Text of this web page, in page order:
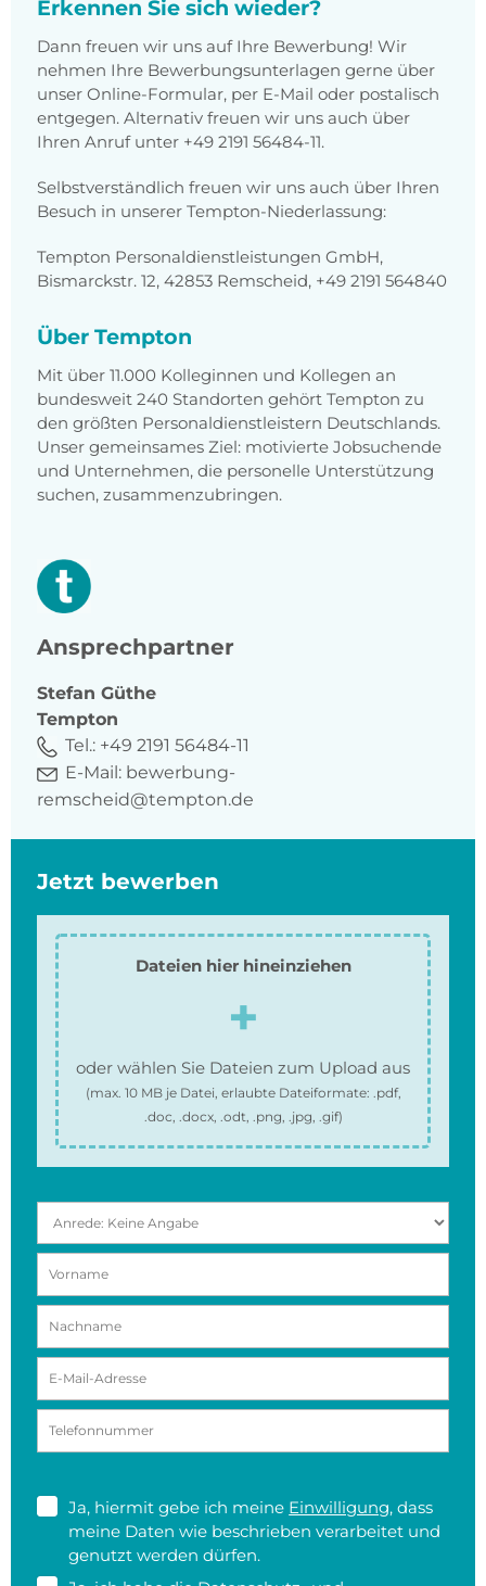
Erkennen Sie sich wieder?
Dann freuen wir uns auf Ihre Bewerbung! Wir
nehmen Ihre Bewerbungsunterlagen gerne über
unser Online-Formular, per E-Mail oder postalisch
entgegen. Alternativ freuen wir uns auch über
Ihren Anruf unter +49 2191 56484-11.
Selbstverständlich freuen wir uns auch über Ihren
Besuch in unserer Tempton-Niederlassung:
Tempton Personaldienstleistungen GmbH,
Bismarckstr. 12, 42853 Remscheid, +49 2191 564840
Über Tempton
Mit über 11.000 Kolleginnen und Kollegen an
bundesweit 240 Standorten gehört Tempton zu
den größten Personaldienstleistern Deutschlands.
Unser gemeinsames Ziel: motivierte Jobsuchende
und Unternehmen, die personelle Unterstützung
suchen, zusammenzubringen.
Ansprechpartner
Stefan Güthe
Tempton
Tel.: +49 2191 56484-11
E-Mail: bewerbung-
remscheid@tempton.de
Jetzt bewerben
Dateien hier hineinziehen
oder wählen Sie Dateien zum Upload aus
(max. 10 MBje Datei, erlaubte Dateiformate: .pdf,
.doc, .docx, .odt, .png, .jpg, .gif)
Ja, hiermit gebe ich meine Einwilligung, dass
meine Daten wie beschrieben verarbeitet und
genutzt werden dürfen.